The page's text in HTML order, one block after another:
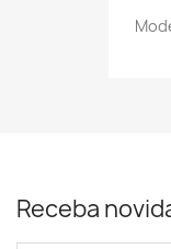
Receba